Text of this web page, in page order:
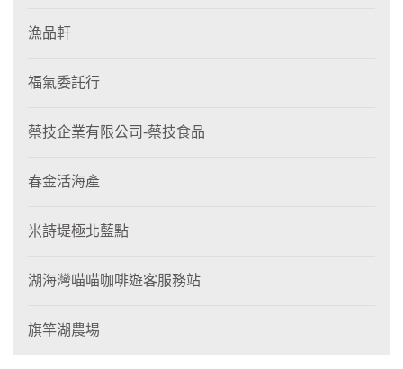
漁品軒
福氣委託行
蔡技企業有限公司-蔡技食品
春金活海產
米詩堤極北藍點
湖海灣喵喵咖啡遊客服務站
旗竿湖農場